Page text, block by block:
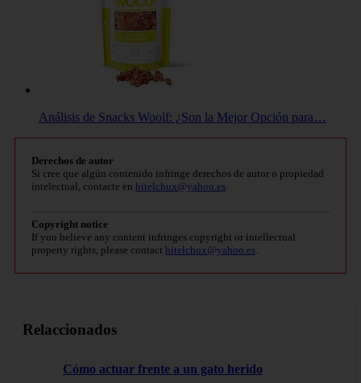
Análisis de Snacks Woolf: ¿Son la Mejor Opción para…
Derechos de autor
Si cree que algún contenido infringe derechos de autor o propiedad
intelectual, contacte en bitelchux@yahoo.es.
Copyright notice
If you believe any content infringes copyright or intellectual
property rights, please contact bitelchux@yahoo.es.
Relaccionados
Cómo actuar frente a un gato herido